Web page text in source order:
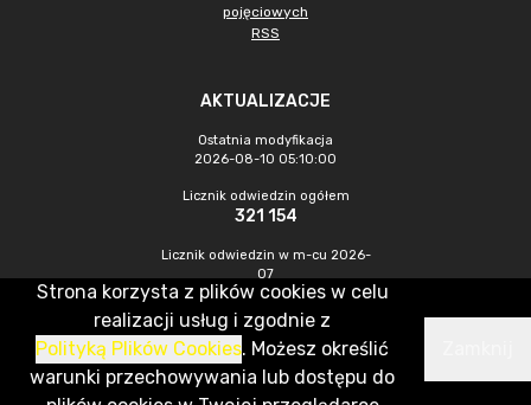
pojęciowych
RSS
AKTUALIZACJE
Ostatnia modyfikacja
2026-08-10 05:10:00
Licznik odwiedzin ogółem
321 154
Licznik odwiedzin w m-cu 2026-
07
1 213
CMS & Hosting: Nefeni Sp. z o.o.
Strona korzysta z plików cookies w celu
realizacji usług i zgodnie z
Polityką Plików Cookies. Możesz określić
warunki przechowywania lub dostępu do